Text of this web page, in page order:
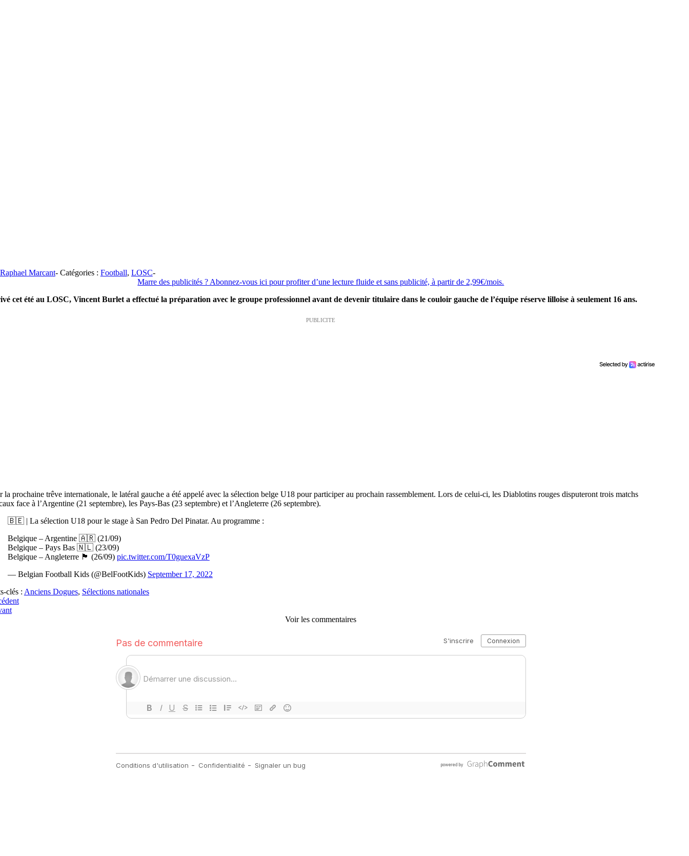
Raphael Marcant- Catégories : Football, LOSC-
Marre des publicités ? Abonnez-vous ici pour profiter d’une lecture fluide et sans publicité, à partir de 2,99€/mois.
cet été au LOSC, Vincent Burlet a effectué la préparation avec le groupe professionnel avant de devenir titulaire dans le couloir gauche de l’équipe réserve lilloise à seulement 16 ans.
PUBLICITE
la prochaine trêve internationale, le latéral gauche a été appelé avec la sélection belge U18 pour participer au prochain rassemblement. Lors de celui-ci, les Diablotins rouges disputeront trois matchs
face à l’Argentine (21 septembre), les Pays-Bas (23 septembre) et l’Angleterre (26 septembre).
🇧🇪 | La sélection U18 pour le stage à San Pedro Del Pinatar. Au programme :
Belgique – Argentine 🇦🇷 (21/09)
Belgique – Pays Bas 🇳🇱 (23/09)
Belgique – Angleterre 🏴󠁧󠁢󠁥󠁮󠁧󠁿 (26/09) pic.twitter.com/T0guexaVzP
— Belgian Football Kids (@BelFootKids) September 17, 2022
clés : Anciens Dogues, Sélections nationales
Voir les commentaires